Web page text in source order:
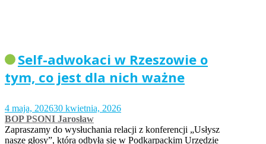
Self-adwokaci w Rzeszowie o
tym, co jest dla nich ważne
4 maja, 202630 kwietnia, 2026
BOP PSONI Jarosław
Zapraszamy do wysłuchania relacji z konferencji „Usłysz
nasze głosy”, która odbyła się w Podkarpackim Urzędzie